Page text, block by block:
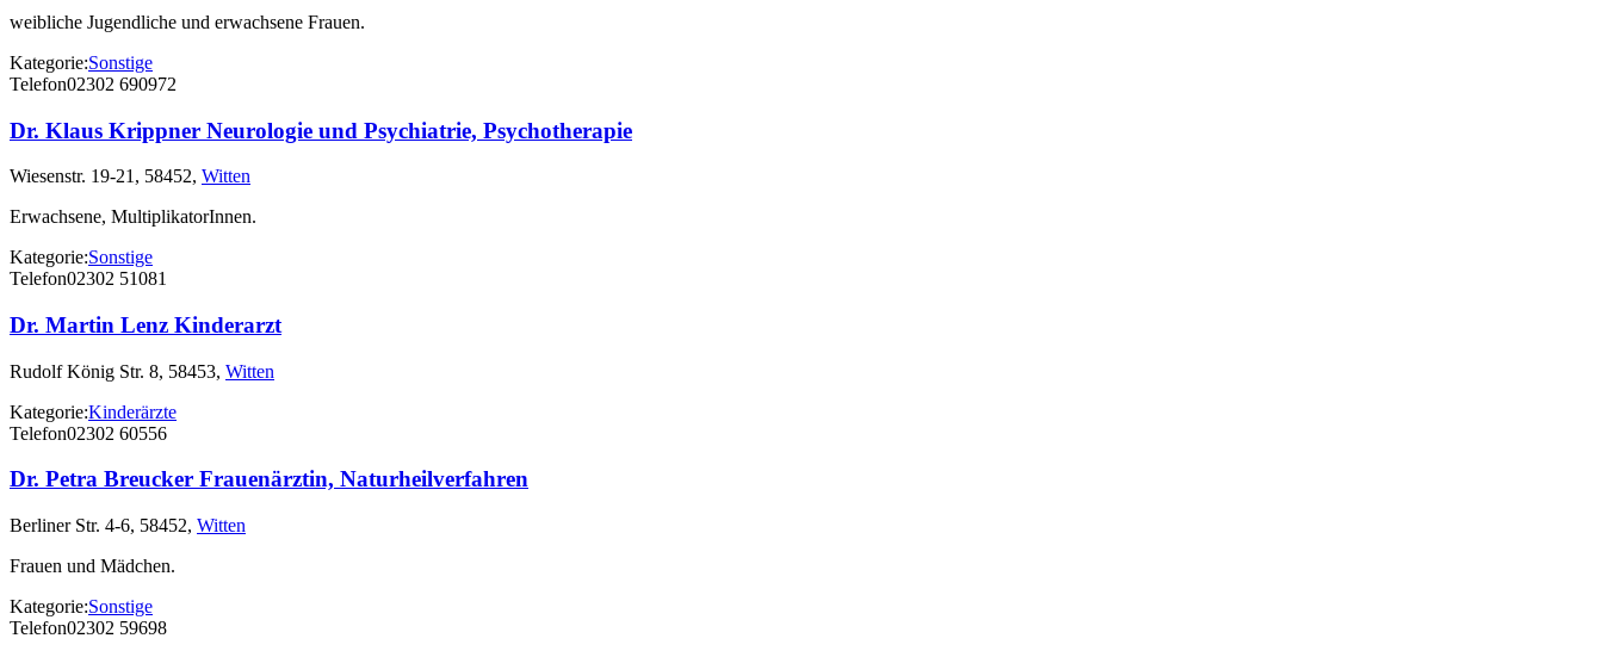
weibliche Jugendliche und erwachsene Frauen.
Kategorie:Sonstige
Telefon02302 690972
Dr. Klaus Krippner Neurologie und Psychiatrie, Psychotherapie
Wiesenstr. 19-21, 58452, Witten
Erwachsene, MultiplikatorInnen.
Kategorie:Sonstige
Telefon02302 51081
Dr. Martin Lenz Kinderarzt
Rudolf König Str. 8, 58453, Witten
Kategorie:Kinderärzte
Telefon02302 60556
Dr. Petra Breucker Frauenärztin, Naturheilverfahren
Berliner Str. 4-6, 58452, Witten
Frauen und Mädchen.
Kategorie:Sonstige
Telefon02302 59698